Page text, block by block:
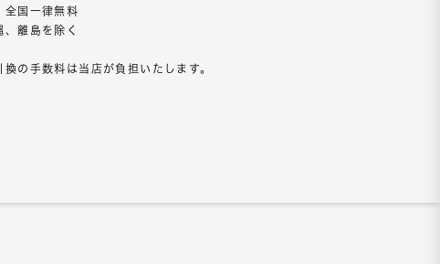
全国一律無料
離島を除く
換の手数料は当店が負担いたします。